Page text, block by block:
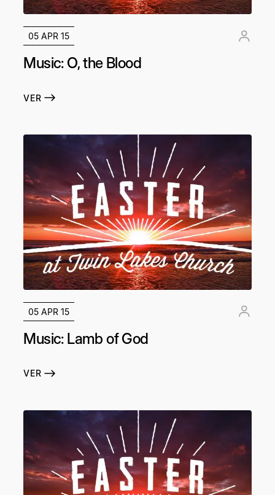
05 APR 15
Music: O, the Blood
VER
05 APR 15
Music: Lamb of God
VER